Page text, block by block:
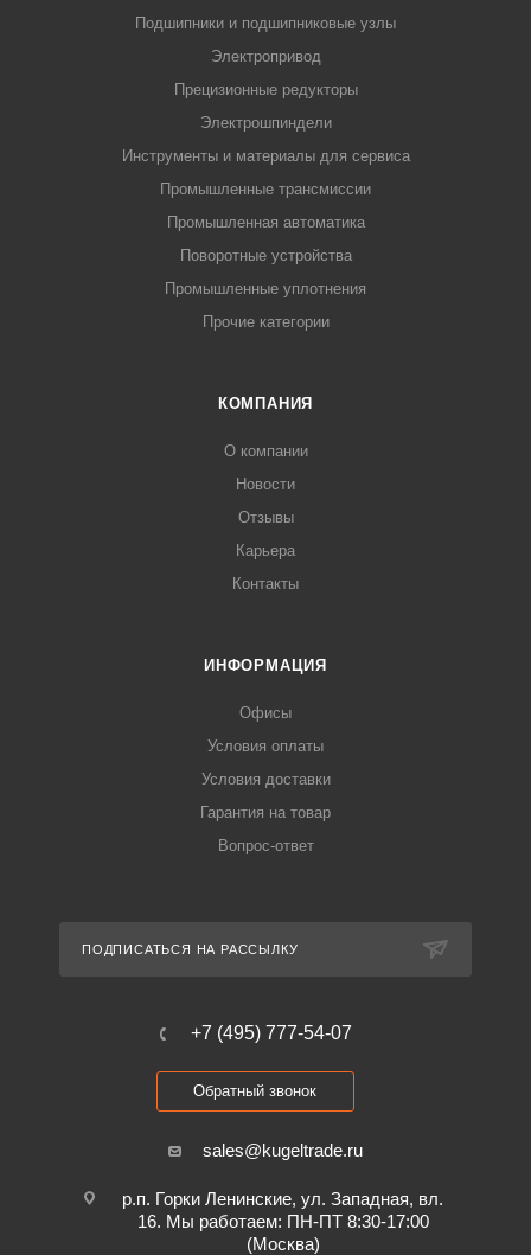
Подшипники и подшипниковые узлы
Электропривод
Прецизионные редукторы
Электрошпиндели
Инструменты и материалы для сервиса
Промышленные трансмиссии
Промышленная автоматика
Поворотные устройства
Промышленные уплотнения
Прочие категории
КОМПАНИЯ
О компании
Новости
Отзывы
Карьера
Контакты
ИНФОРМАЦИЯ
Офисы
Условия оплаты
Условия доставки
Гарантия на товар
Вопрос-ответ
ПОДПИСАТЬСЯ НА РАССЫЛКУ
+7 (495) 777-54-07
Обратный звонок
sales@kugeltrade.ru
р.п. Горки Ленинские, ул. Западная, вл.
16. Мы работаем: ПН-ПТ 8:30-17:00
(Москва)